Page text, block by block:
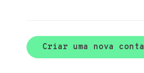
Criar uma nova conta